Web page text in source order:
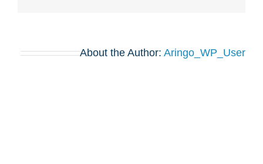
About the Author: Aringo_WP_User